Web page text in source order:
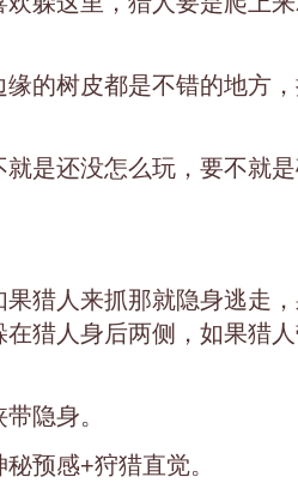
树皮都是不错的地方，
还没怎么玩，要不就是
人来抓那就隐身逃走，
猎人身后两侧，如果猎
隐身。
感+狩猎直觉。